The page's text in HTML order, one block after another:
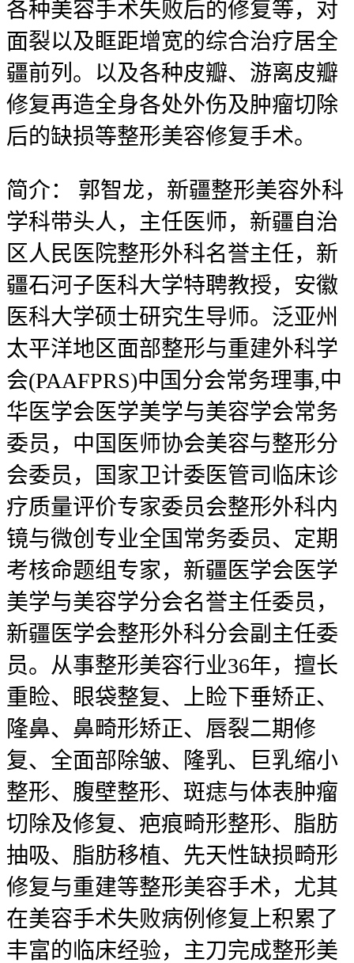
各种美容手术失败后的修复等，对
面裂以及眶距增宽的综合治疗居全
疆前列。以及各种皮瓣、游离皮瓣
修复再造全身各处外伤及肿瘤切除
后的缺损等整形美容修复手术。
简介：
郭智龙，新疆整形美容外科
学科带头人，主任医师，新疆自治
区人民医院整形外科名誉主任，新
疆石河子医科大学特聘教授，安徽
医科大学硕士研究生导师。泛亚州
太平洋地区面部整形与重建外科学
会(PAAFPRS)中国分会常务理事,中
华医学会医学美学与美容学会常务
委员，中国医师协会美容与整形分
会委员，国家卫计委医管司临床诊
疗质量评价专家委员会整形外科内
镜与微创专业全国常务委员、定期
考核命题组专家，新疆医学会医学
美学与美容学分会名誉主任委员，
新疆医学会整形外科分会副主任委
员。从事整形美容行业36年，擅长
重睑、眼袋整复、上睑下垂矫正、
隆鼻、鼻畸形矫正、唇裂二期修
复、全面部除皱、隆乳、巨乳缩小
整形、腹壁整形、斑痣与体表肿瘤
切除及修复、疤痕畸形整形、脂肪
抽吸、脂肪移植、先天性缺损畸形
修复与重建等整形美容手术，尤其
在美容手术失败病例修复上积累了
丰富的临床经验，主刀完成整形美